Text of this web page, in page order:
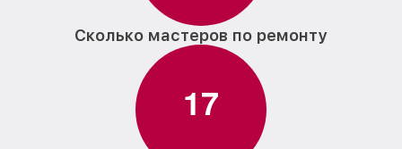
Сколько мастеров по ремонту
17